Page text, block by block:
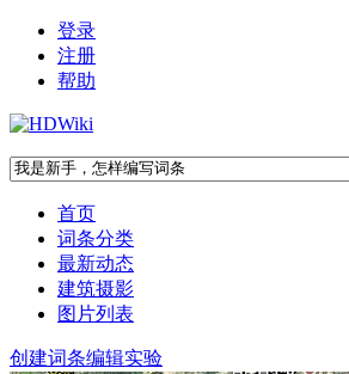
登录
注册
帮助
首页
词条分类
最新动态
建筑摄影
图片列表
创建词条编辑实验